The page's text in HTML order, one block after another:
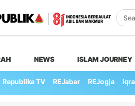
NEWS ISLAM JOURNEY
Republika TV REJabar REJogja iqra